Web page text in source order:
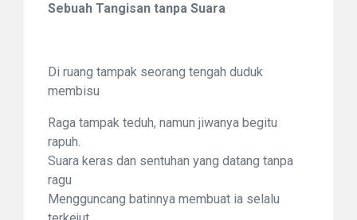
Sebuah Tangisan tanpa Suara
Di ruang tampak seorang tengah duduk
membisu
Raga tampak teduh, namun jiwanya begitu
rapuh.
Suara keras dan sentuhan yang datang tanpa
ragu
Mengguncang batinnya membuat ia selalu